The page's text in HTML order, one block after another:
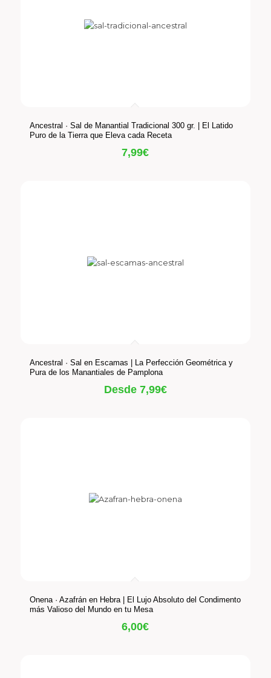
Ancestral · Sal de Manantial Tradicional 300 gr. | El Latido
Puro de la Tierra que Eleva cada Receta
7,99€
Ancestral · Sal en Escamas | La Perfección Geométrica y
Pura de los Manantiales de Pamplona
Desde 7,99€
Onena · Azafrán en Hebra | El Lujo Absoluto del Condimento
más Valioso del Mundo en tu Mesa
6,00€